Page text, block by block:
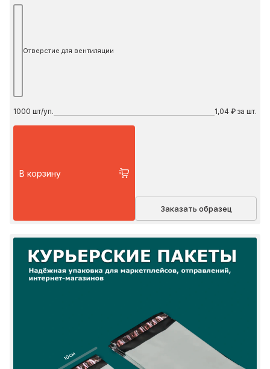
Отверстие для вентиляции
1000 шт/уп. 1,04 ₽ за шт.
В корзину
Заказать образец
10 см